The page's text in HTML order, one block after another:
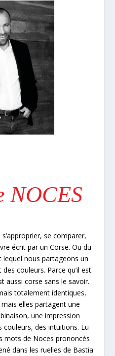
NOCES
se comparer,
écrit par un Corse. Ou du
nous partageons un
couleurs. Parce qu’il est
aussi corse sans le savoir.
totalement identiques,
elles partagent une
une impression
couleurs, des intuitions. Lu
mots de Noces prononcés
dans les ruelles de Bastia